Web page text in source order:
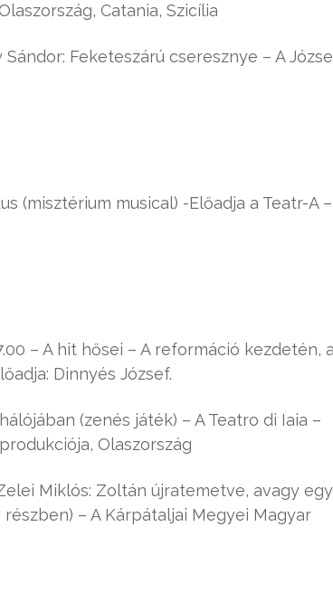
Catania, Szicília
Sándor: Feketeszárú cseresznye – A
(misztérium musical) -Előadja a Teatr-A –
– A hit hősei – A reformáció kezdetén,
Dinnyés József.
(zenés játék) – A Teatro di Iaia –
Olaszország
Miklós: Zoltán újratemetve, avagy egy
– A Kárpátaljai Megyei Magyar